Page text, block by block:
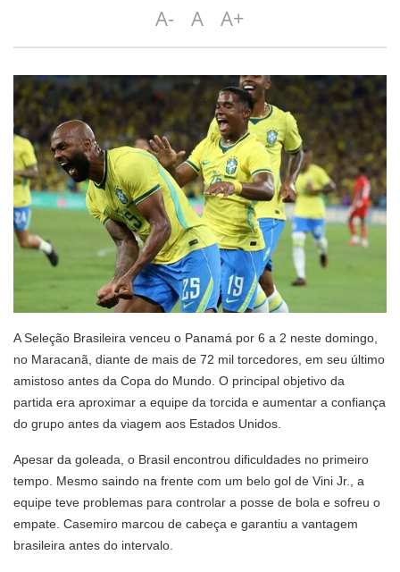
A- A A+
A Seleção Brasileira venceu o Panamá por 6 a 2 neste domingo,
no Maracanã, diante de mais de 72 mil torcedores, em seu último
amistoso antes da Copa do Mundo. O principal objetivo da
partida era aproximar a equipe da torcida e aumentar a confiança
do grupo antes da viagem aos Estados Unidos.
Apesar da goleada, o Brasil encontrou dificuldades no primeiro
tempo. Mesmo saindo na frente com um belo gol de Vini Jr., a
equipe teve problemas para controlar a posse de bola e sofreu o
empate. Casemiro marcou de cabeça e garantiu a vantagem
brasileira antes do intervalo.